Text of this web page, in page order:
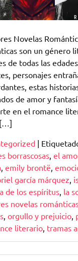
Novelas
son un género
de todas las
personajes
estas
de amor y
en el romance
[…]
|
borrascosas el
emily brontë
garcía márquez
de los espíritus la
novelas
orgullo y prejuicio
literario tramas